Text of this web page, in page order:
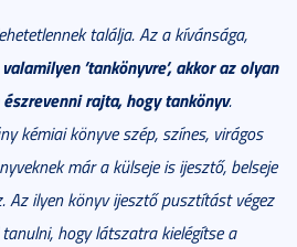
találja. Az a kívánsága,
’tankönyvre’, akkor az olyan
rajta, hogy tankönyv.
kémiai könyve szép, színes, virágos
már a külseje is ijesztő, belseje
Az ilyen könyv ijesztő pusztítást végez
hogy látszatra kielégítse a